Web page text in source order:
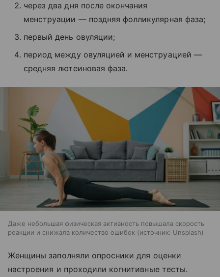
через два дня после окончания
менструации — поздняя фолликулярная фаза;
первый день овуляции;
период между овуляцией и менструацией —
средняя лютеиновая фаза.
Даже небольшая физическая активность повышала скорость
реакции и снижала количество ошибок
источник: Unsplash
Женщины заполняли опросники для оценки
настроения и проходили когнитивные тесты.